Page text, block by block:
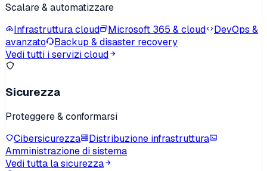
Scalare & automatizzare
Infrastruttura cloud
Microsoft 365 & cloud
DevOps &
avanzato
Backup & disaster recovery
Vedi tutti i servizi cloud
Sicurezza
Proteggere & conformarsi
Cibersicurezza
Distribuzione infrastruttura
Amministrazione di sistema
Vedi tutta la sicurezza